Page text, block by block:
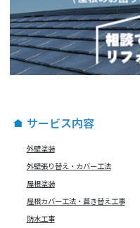
サービス内容
外壁塗装
外壁張り替え・カバー工法
屋根塗装
屋根カバー工法・葺き替え工事
防水工事